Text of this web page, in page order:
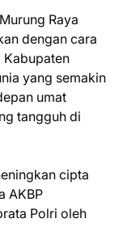
Raya
dengan cara
Kabupaten
yang semakin
umat
tangguh di
cipta
AKBP
Polri oleh